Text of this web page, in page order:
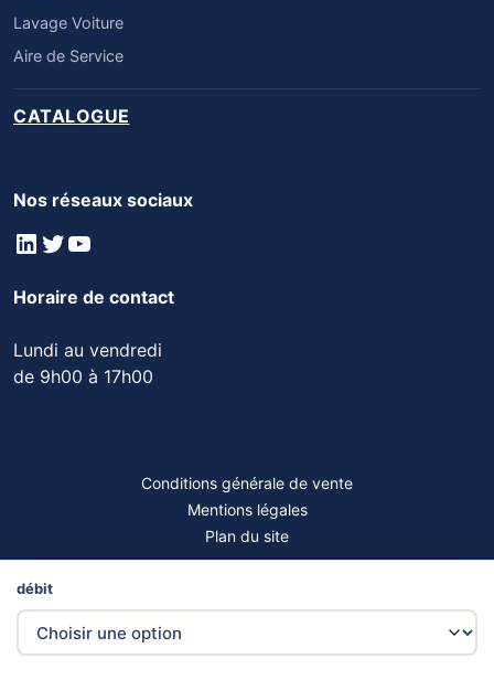
débit
Lavage Voiture
Aire de Service
CATALOGUE
Nos réseaux sociaux
LinkedIn
Twitter
YouTube
Horaire de contact
Lundi au vendredi
de 9h00 à 17h00
Conditions générale de vente
Mentions légales
Plan du site